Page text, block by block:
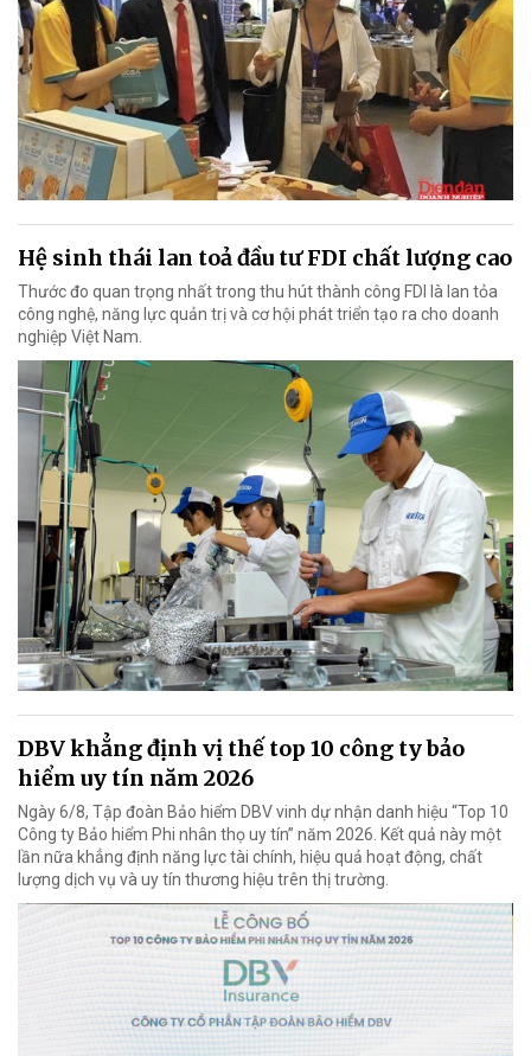
Hệ sinh thái lan toả đầu tư FDI chất lượng cao
Thước đo quan trọng nhất trong thu hút thành công FDI là lan tỏa
công nghệ, năng lực quản trị và cơ hội phát triển tạo ra cho doanh
nghiệp Việt Nam.
DBV khẳng định vị thế top 10 công ty bảo
hiểm uy tín năm 2026
Ngày 6/8, Tập đoàn Bảo hiểm DBV vinh dự nhận danh hiệu “Top 10
Công ty Bảo hiểm Phi nhân thọ uy tín” năm 2026. Kết quả này một
lần nữa khẳng định năng lực tài chính, hiệu quả hoạt động, chất
lượng dịch vụ và uy tín thương hiệu trên thị trường.